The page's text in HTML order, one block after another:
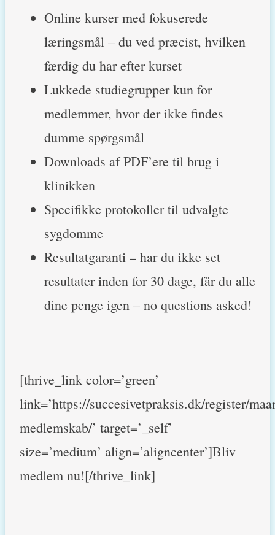
Online kurser med fokuserede
læringsmål – du ved præcist, hvilken
færdig du har efter kurset
Lukkede studiegrupper kun for
medlemmer, hvor der ikke findes
dumme spørgsmål
Downloads af PDF’ere til brug i
klinikken
Specifikke protokoller til udvalgte
sygdomme
Resultatgaranti – har du ikke set
resultater inden for 30 dage, får du alle
dine penge igen – no questions asked!
[thrive_link color=’green’
link=’https://succesivetpraksis.dk/register/
medlemskab/’ target=’_self’
size=’medium’ align=’aligncenter’]Bliv
medlem nu![/thrive_link]